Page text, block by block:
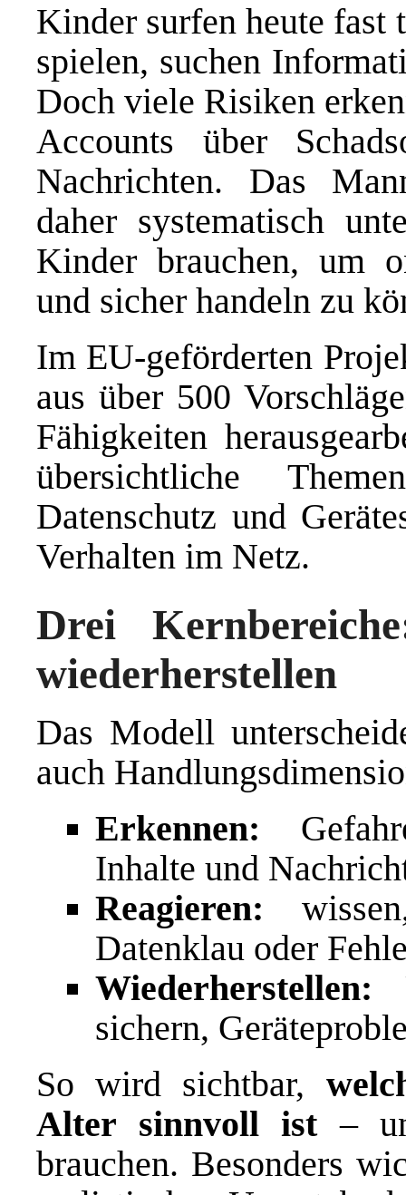
Kinder surfen heute fast
spielen, suchen
Doch viele Risiken
Accounts über
Nachrichten. Das
daher systematisch
Kinder brauchen, um
und sicher handeln zu
Im EU-geförderten
aus über 500
Fähigkeiten
übersichtliche
Datenschutz und
Verhalten im Netz.
Drei
wiederherstellen
Das Modell
auch
Erkennen:
Inhalte und
Reagieren:
Datenklau oder
Wiederherstellen:
sichern,
So wird sichtbar,
Alter sinnvoll ist–
brauchen. Besonders